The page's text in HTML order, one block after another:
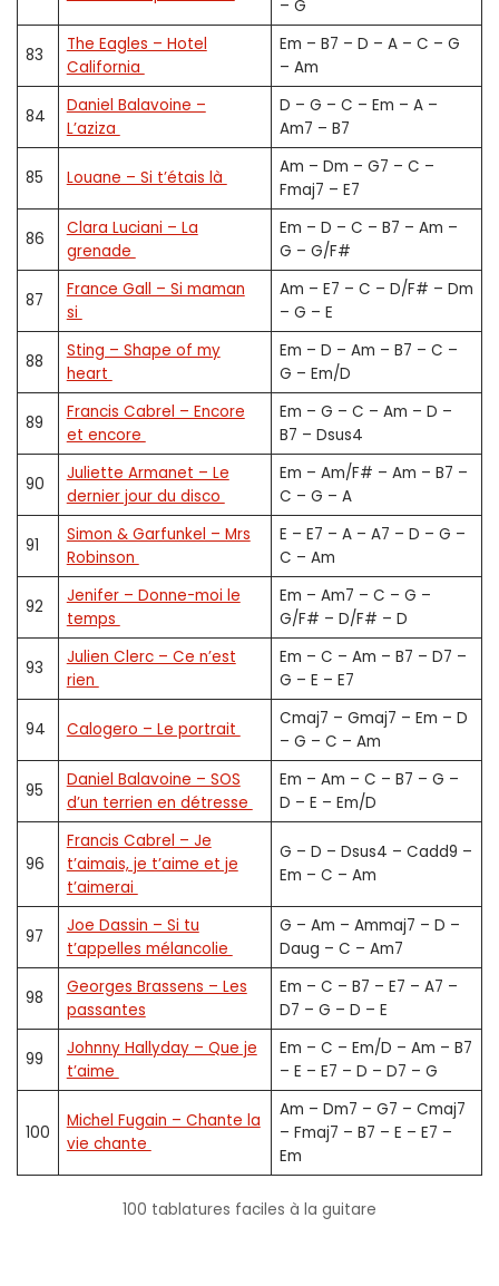
– G
83
The Eagles – Hotel
California
Em – B7 – D – A – C – G
– Am
84
Daniel Balavoine –
L’aziza
D – G – C – Em – A –
Am7 – B7
85 Louane – Si t’étais là
Am – Dm – G7 – C –
Fmaj7 – E7
86
Clara Luciani – La
grenade
Em – D – C – B7 – Am –
G – G/F#
87
France Gall – Si maman
si
Am – E7 – C – D/F# – Dm
– G – E
88
Sting – Shape of my
heart
Em – D – Am – B7 – C –
G – Em/D
89
Francis Cabrel – Encore
et encore
Em – G – C – Am – D –
B7 – Dsus4
90
Juliette Armanet – Le
dernier jour du disco
Em – Am/F# – Am – B7 –
C – G – A
91
Simon & Garfunkel – Mrs
Robinson
E – E7 – A – A7 – D – G –
C – Am
92
Jenifer – Donne-moi le
temps
Em – Am7 – C – G –
G/F# – D/F# – D
93
Julien Clerc – Ce n’est
rien
Em – C – Am – B7 – D7 –
G – E – E7
94 Calogero – Le portrait
Cmaj7 – Gmaj7 – Em – D
– G – C – Am
95
Daniel Balavoine – SOS
d’un terrien en détresse
Em – Am – C – B7 – G –
D – E – Em/D
96
Francis Cabrel – Je
t’aimais, je t’aime et je
t’aimerai
G – D – Dsus4 – Cadd9 –
Em – C – Am
97
Joe Dassin – Si tu
t’appelles mélancolie
G – Am – Ammaj7 – D –
Daug – C – Am7
98
Georges Brassens – Les
passantes
Em – C – B7 – E7 – A7 –
D7 – G – D – E
99
Johnny Hallyday – Que je
t’aime
Em – C – Em/D – Am – B7
– E – E7 – D – D7 – G
100
Michel Fugain – Chante la
vie chante
Am – Dm7 – G7 – Cmaj7
– Fmaj7 – B7 – E – E7 –
Em
100 tablatures faciles à la guitare